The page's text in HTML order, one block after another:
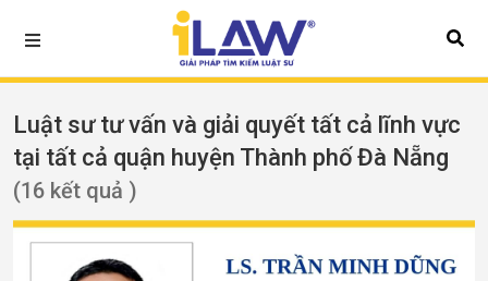
Luật sư tư vấn và giải quyết tất cả lĩnh vực
tại tất cả quận huyện Thành phố Đà Nẵng
(16 kết quả )